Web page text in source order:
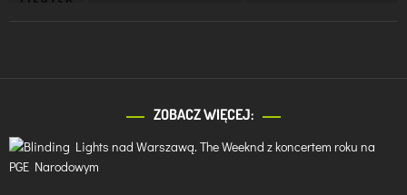
ZOBACZ WIĘCEJ: